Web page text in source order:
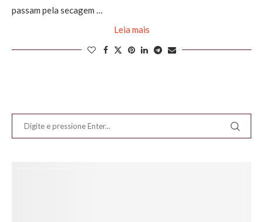
passam pela secagem …
Leia mais